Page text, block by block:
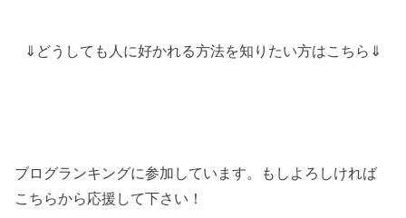
⇓どうしても人に好かれる方法を知りたい方はこちら⇓
ブログランキングに参加しています。もしよろしければ
こちらから応援して下さい！